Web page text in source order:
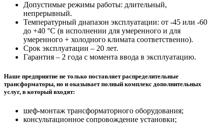
Допустимые режимы работы: длительный,
непрерывный.
Температурный диапазон эксплуатации: от -45 или -60
до +40 °С (в исполнении для умеренного и для
умеренного + холодного климата соответственно).
Срок эксплуатации – 20 лет.
Гарантия – 2 года с момента ввода в эксплуатацию.
Наше предприятие не только поставляет распределительные
трансформаторы, но и оказывает полный комплекс дополнительных
услуг, в который входят:
шеф-монтаж трансформаторного оборудования;
консультационное сопровождение установки;